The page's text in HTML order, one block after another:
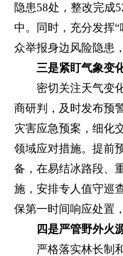
隐患58处，整改完成
中。同时，充分发挥
众举报身边风险隐患
三是紧盯气象变
密切关注天气变
商研判，及时发布预
灾害应急预案，细化
领域应对措施。提前
备，在易结冰路段、
施，安排专人值守巡
保第一时间响应处置
四是严管野外火
严格落实林长制